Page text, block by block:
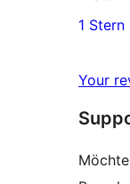
0 2-
Sterne-
1 1-
1 Stern
Your